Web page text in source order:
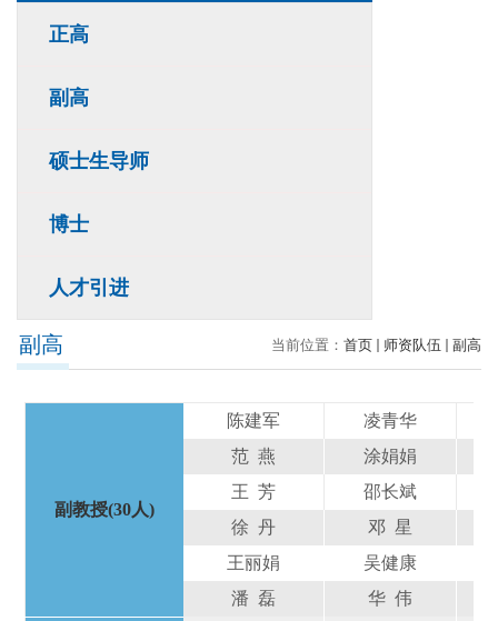
正高
副高
硕士生导师
博士
人才引进
副高 当前位置： 首页 师资队伍 副高
副教授(30人)
陈建军
凌青华
范 燕
涂娟娟
王 芳
邵长斌
徐 丹
邓 星
王丽娟
吴健康
潘 磊
华 伟